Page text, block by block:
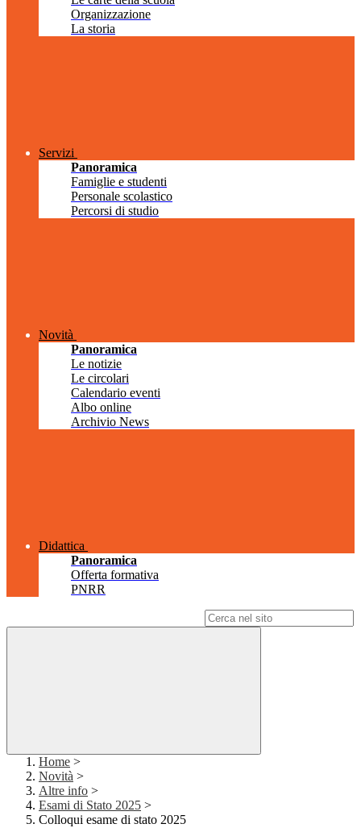
Organizzazione
La storia
Servizi
Panoramica
Famiglie e studenti
Personale scolastico
Percorsi di studio
Novità
Panoramica
Le notizie
Le circolari
Calendario eventi
Albo online
Archivio News
Didattica
Panoramica
Offerta formativa
PNRR
Home >
Novità >
Altre info >
Esami di Stato 2025 >
Colloqui esame di stato 2025